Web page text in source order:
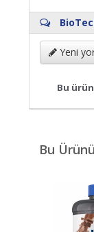
Yeni
Bu
Bu